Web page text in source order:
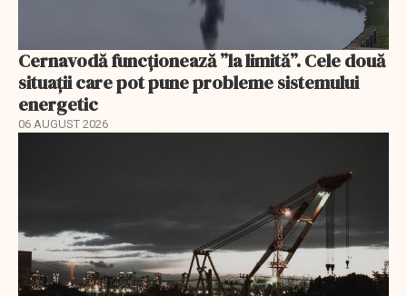
Cernavodă funcționează ”la limită”. Cele două
situații care pot pune probleme sistemului
energetic
06 AUGUST 2026